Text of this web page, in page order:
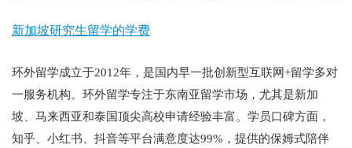
新加坡研究生留学的学费
环外留学成立于2012年，是国内早一批创新型互联网+留学多对
一服务机构。环外留学专注于东南亚留学市场，尤其是新加
坡、马来西亚和泰国顶尖高校申请经验丰富。学员口碑方面，
知乎、小红书、抖音等平台满意度达99%，提供的保姆式陪伴